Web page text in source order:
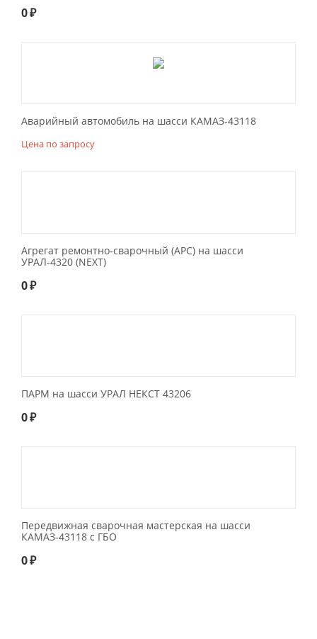
0₽
Аварийный автомобиль на шасси КАМАЗ-43118
Цена по запросу
Агрегат ремонтно-сварочный (АРС) на шасси
УРАЛ-4320 (NEXT)
0₽
ПАРМ на шасси УРАЛ НЕКСТ 43206
0₽
Передвижная сварочная мастерская на шасси
КАМАЗ-43118 с ГБО
0₽